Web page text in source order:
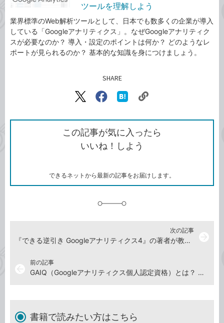
ツールを理解しよう
業界標準のWeb解析ツールとして、日本でも数多くの企業が導入
している「Googleアナリティクス」。なぜGoogleアナリティク
スが必要なのか？ 導入・設定のポイントは何か？ どのようなレ
ポートが見られるのか？ 基本的な知識を身につけましょう。
SHARE
X（旧
で
シ
ェ
ア
Facebook
シ
ェ
ア
な
ブ
ッ
ク
ク
ク
を
コ
この記事が気に入ったら
いいね！しよう
できるネットから最新の記事をお届けします。
前の記事
GAIQ（Googleアナリティクス個人認定資格）とは？ 取得するメリットと学習方法
次の記事
『できる逆引き Googleアナリティクス4』の著者が教える！ GA4レポートのおすすめカスタマイズ
書籍で読みたい方はこちら